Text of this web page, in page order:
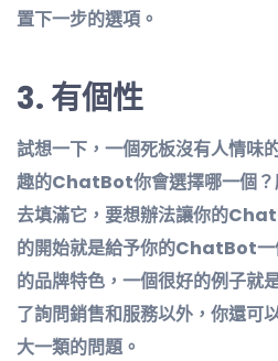
置下一步的選項。
3. 有個性
試想一下，一個死板沒有人情
趣的ChatBot你會選擇哪一個？
去填滿它，要想辦法讓你的
的開始就是給予你的ChatBot一
的品牌特色，一個很好的例子
了詢問銷售和服務以外，你還可
大一類的問題。